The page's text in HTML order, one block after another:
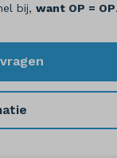
bij, want OP = OP.